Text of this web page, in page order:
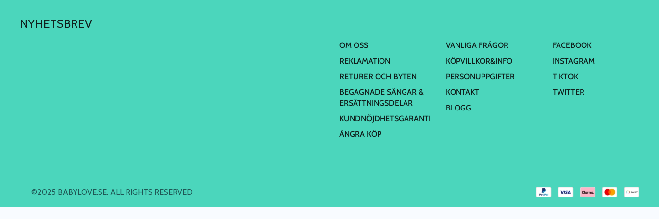
NYHETSBREV
OM OSS
REKLAMATION
RETURER OCH BYTEN
BEGAGNADE SÄNGAR &
ERSÄTTNINGSDELAR
KUNDNÖJDHETSGARANTI
ÅNGRA KÖP
VANLIGA FRÅGOR
KÖPVILLKOR&INFO
PERSONUPPGIFTER
KONTAKT
BLOGG
FACEBOOK
INSTAGRAM
TIKTOK
TWITTER
©2025 BABYLOVE.SE. ALL RIGHTS RESERVED